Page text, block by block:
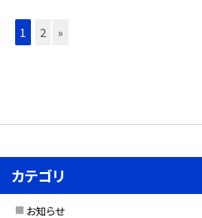
1 2 »
カテゴリ
お知らせ